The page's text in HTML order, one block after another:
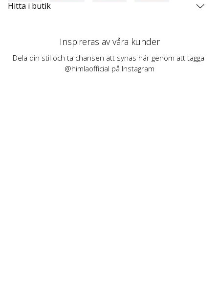
Hitta i butik
Inspireras av våra kunder
Dela din stil och ta chansen att synas här genom att tagga
@himlaofficial på Instagram